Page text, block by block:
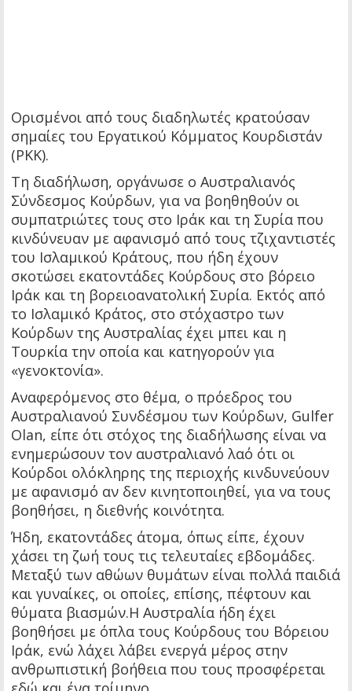
Ορισμένοι από τους διαδηλωτές κρατούσαν
σημαίες του Εργατικού Κόμματος Κουρδιστάν
(PKK).
Τη διαδήλωση, οργάνωσε ο Αυστραλιανός
Σύνδεσμος Κούρδων, για να βοηθηθούν οι
συμπατριώτες τους στο Ιράκ και τη Συρία που
κινδύνευαν με αφανισμό από τους τζιχαντιστές
του Ισλαμικού Κράτους, που ήδη έχουν
σκοτώσει εκατοντάδες Κούρδους στο βόρειο
Ιράκ και τη βορειοανατολική Συρία. Εκτός από
το Ισλαμικό Κράτος, στο στόχαστρο των
Κούρδων της Αυστραλίας έχει μπει και η
Τουρκία την οποία και κατηγορούν για
«γενοκτονία».
Αναφερόμενος στο θέμα, ο πρόεδρος του
Αυστραλιανού Συνδέσμου των Κούρδων, Gulfer
Olan, είπε ότι στόχος της διαδήλωσης είναι να
ενημερώσουν τον αυστραλιανό λαό ότι οι
Κούρδοι ολόκληρης της περιοχής κινδυνεύουν
με αφανισμό αν δεν κινητοποιηθεί, για να τους
βοηθήσει, η διεθνής κοινότητα.
Ήδη, εκατοντάδες άτομα, όπως είπε, έχουν
χάσει τη ζωή τους τις τελευταίες εβδομάδες.
Μεταξύ των αθώων θυμάτων είναι πολλά παιδιά
και γυναίκες, οι οποίες, επίσης, πέφτουν και
θύματα βιασμών.Η Αυστραλία ήδη έχει
βοηθήσει με όπλα τους Κούρδους του Βόρειου
Ιράκ, ενώ λάχει λάβει ενεργά μέρος στην
ανθρωπιστική βοήθεια που τους προσφέρεται